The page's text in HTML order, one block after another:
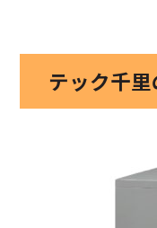
テック千里